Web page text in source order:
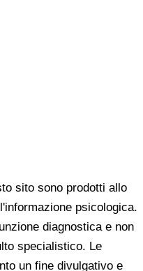
sito sono prodotti allo
psicologica.
diagnostica e non
specialistico. Le
un fine divulgativo e